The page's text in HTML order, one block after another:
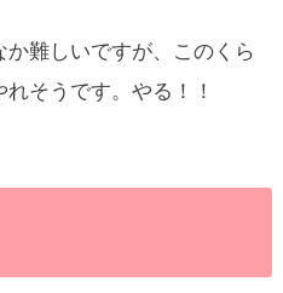
難しいですが、このくら
そうです。やる！！